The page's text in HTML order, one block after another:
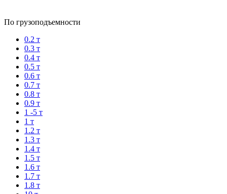
По грузоподъемности
0.2 т
0.3 т
0.4 т
0.5 т
0.6 т
0.7 т
0.8 т
0.9 т
1 -5 т
1 т
1.2 т
1.3 т
1.4 т
1.5 т
1.6 т
1.7 т
1.8 т